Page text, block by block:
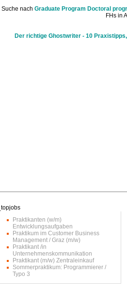
Suche nach Graduate Program Doctoral
FHs in
Der richtige Ghostwriter - 10
Praktikanten (w/m)
Entwicklungsaufgaben
Praktikum im Customer Business
Management / Graz (m/w)
Praktikant /in
Unternehmenskommunikation
Praktikant (m/w) Zentraleinkauf
Sommerpraktikum: Programmierer /
Typo 3